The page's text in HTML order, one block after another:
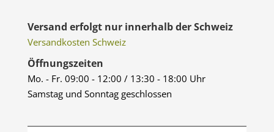
Versand erfolgt nur innerhalb der Schweiz
Versandkosten Schweiz
Öffnungszeiten
Mo. - Fr. 09:00 - 12:00 / 13:30 - 18:00 Uhr
Samstag und Sonntag geschlossen